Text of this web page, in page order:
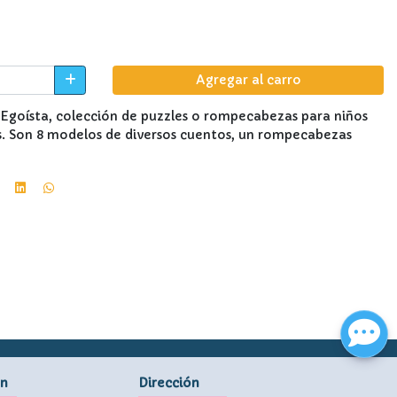
Agregar al carro
colección de puzzles o rompecabezas para niños
8 modelos de diversos cuentos, un rompecabezas
Dirección